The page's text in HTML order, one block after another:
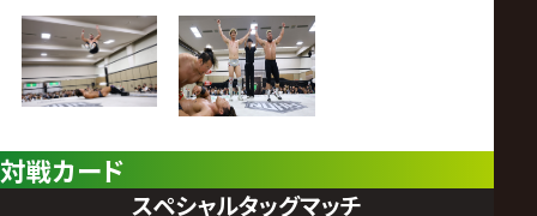
対戦カード
スペシャルタッグマッチ